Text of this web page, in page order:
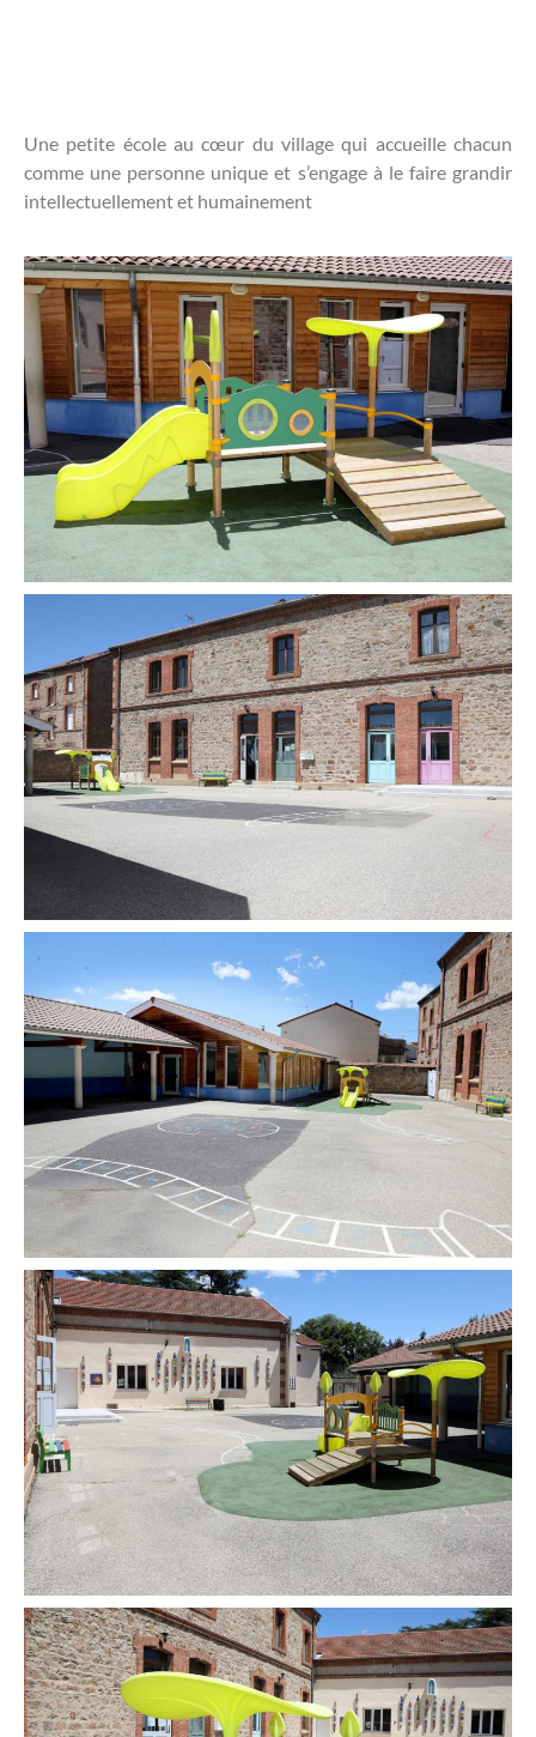
Une petite école au cœur du village qui accueille chacun
comme une personne unique et s’engage à le faire grandir
intellectuellement et humainement